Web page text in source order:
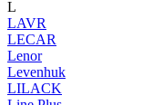
L
LAVR
LECAR
Lenor
Levenhuk
LILACK